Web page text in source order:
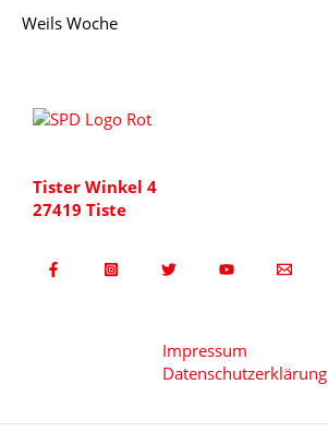
Weils Woche
Tister Winkel 4
27419 Tiste
Impressum
Datenschutzerklärung